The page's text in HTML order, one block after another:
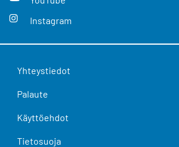
Instagram
Yhteystiedot
Palaute
Käyttöehdot
Tietosuoja